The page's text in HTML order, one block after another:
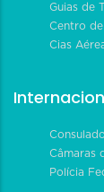
Guias de
Centro
Cias
Câmaras
Polícia